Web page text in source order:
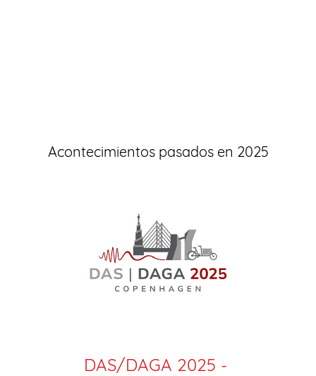
Acontecimientos pasados en 2025
DAS/DAGA 2025 -